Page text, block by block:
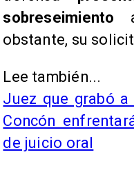
sobreseimiento
obstante, su
Lee también...
Juez que grabó
Concón
de juicio oral